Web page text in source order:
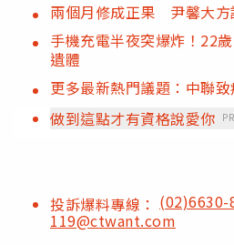
兩個月修成正果 尹馨大方
手機充電半夜突爆炸！22
遺體
更多最新熱門議題：中聯
做到這點才有資格說愛你 PR
投訴爆料專線： (02)6630-
119@ctwant.com